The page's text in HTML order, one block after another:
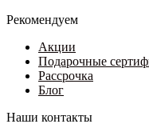
Рекомендуем
Акции
Подарочные
Рассрочка
Блог
Наши контакты